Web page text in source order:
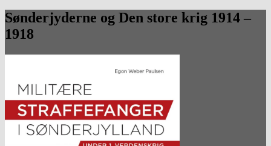
Sønderjyderne og Den store krig 1914 –
1918